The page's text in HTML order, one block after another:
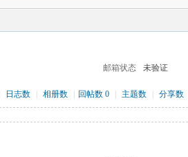
邮箱状态 未验证
日志数 相册数 回帖数 0 主题数 分享数